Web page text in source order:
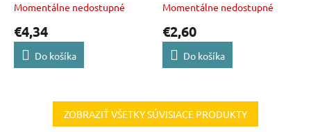
Momentálne nedostupné
€4,34
Do košíka
Momentálne nedostupné
€2,60
Do košíka
ZOBRAZIŤ VŠETKY SÚVISIACE PRODUKTY